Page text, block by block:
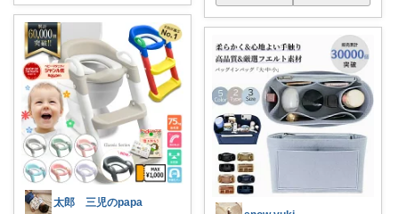
太郎 三児のpapa